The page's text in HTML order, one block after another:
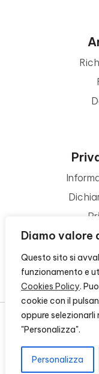
Diamo valore
Questo sito si
funzionamento e
Cookies Policy.
cookie con il
oppure
"Personalizza".
Personalizza